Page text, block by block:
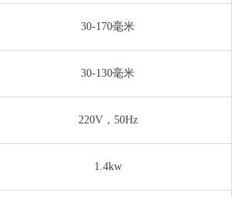
30-170毫米
30-130毫米
220V，50Hz
1.4kw